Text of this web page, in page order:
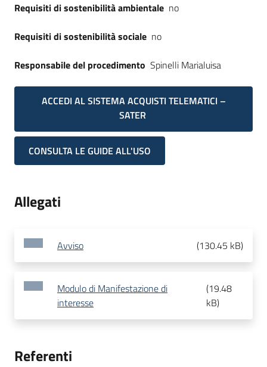
Requisiti di sostenibilità ambientale no
Requisiti di sostenibilità sociale no
Responsabile del procedimento Spinelli Marialuisa
ACCEDI AL SISTEMA ACQUISTI TELEMATICI –
SATER
CONSULTA LE GUIDE ALL'USO
Allegati
Avviso (130.45 kB)
Modulo di Manifestazione di
interesse
(19.48
kB)
Referenti